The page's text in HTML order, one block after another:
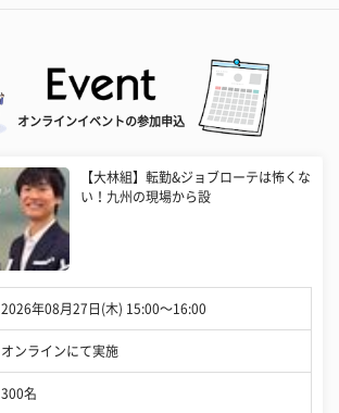
オンラインイベントの参加申込
【大林組】転勤&ジョブローテは怖くな
い！九州の現場から設
2026年08月27日(木) 15:00〜16:00
オンラインにて実施
300名